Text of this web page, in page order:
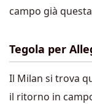
campo già
Tegola per
Il Milan si trova
il ritorno in